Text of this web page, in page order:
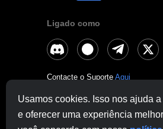
Usamos cookies. Isso nos ajuda
e oferecer uma experiência
Ligado como
Contacte o Suporte Aqui
Outras Perguntas: